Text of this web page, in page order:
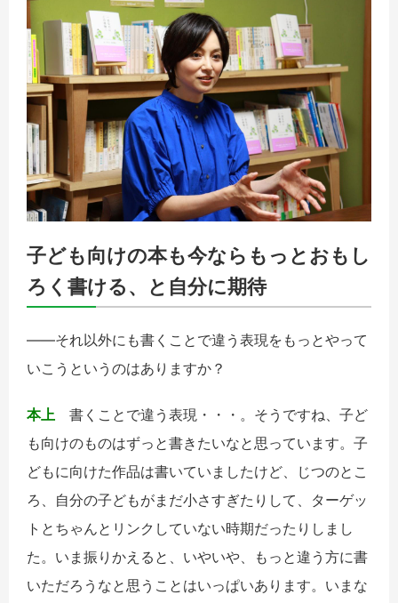
子ども向けの本も今ならもっとおもし
ろく書ける、と自分に期待
――それ以外にも書くことで違う表現をもっとやって
いこうというのはありますか？
本上 書くことで違う表現・・・。そうですね、子ど
も向けのものはずっと書きたいなと思っています。子
どもに向けた作品は書いていましたけど、じつのとこ
ろ、自分の子どもがまだ小さすぎたりして、ターゲッ
トとちゃんとリンクしていない時期だったりしまし
た。いま振りかえると、いやいや、もっと違う方に書
いただろうなと思うことはいっぱいあります。いまな